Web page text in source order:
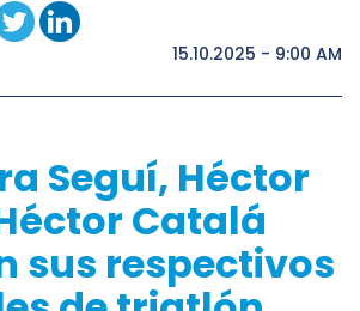
15.10.2025 - 9:00 AM
Seguí, Héctor
Catalá
sus respectivos